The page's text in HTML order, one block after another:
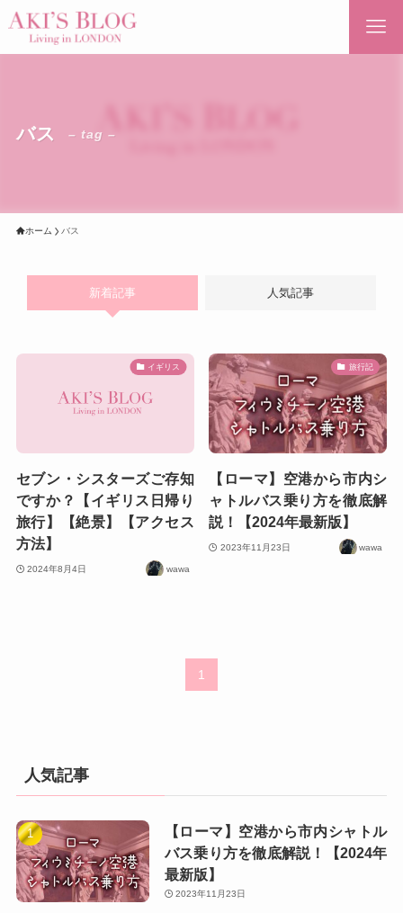
バス – tag –
ホーム バス
新着記事 人気記事
イギリス
セブン・シスターズご存知
ですか？【イギリス日帰り
旅行】【絶景】【アクセス
方法】
2024年8月4日 wawa
旅行記
【ローマ】空港から市内シ
ャトルバス乗り方を徹底解
説！【2024年最新版】
2023年11月23日 wawa
1
人気記事
【ローマ】空港から市内シャトル
バス乗り方を徹底解説！【2024年
最新版】
2023年11月23日